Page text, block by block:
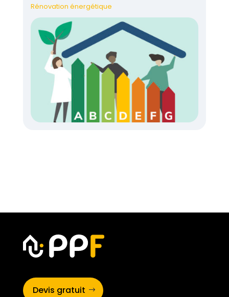
Rénovation énergétique
Devis gratuit